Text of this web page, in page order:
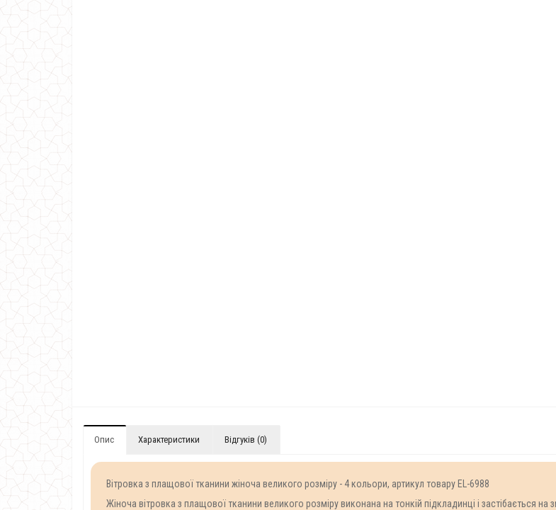
Опис Характеристики Відгуків (0)
Вітровка з плащової тканини жіноча великого розміру - 4 кольори, артикул товару EL-6988
Жіноча вітровка з плащової тканини великого розміру виконана на тонкій підкладинці і застібається